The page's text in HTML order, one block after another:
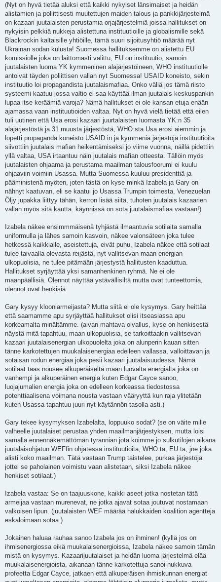
(Nyt on hyvä tietää aluksi että kaikki nykyiset länsimaiset ja heidän
alistamien ja poliittisesti muutettujen maiden talous ja pankkijärjestelmä
on kazaari juutalaisten perustamia orjajärjestelmiä joissa hallitukset on
nykyisin pelkkiä nukkeja alistettuna instituutioille ja globalismille sekä
Blackrockin kaltaisille yhtiöille, tämä suuri sijoitusyhtiö määrää nyt
Ukrainan sodan kulusta! Suomessa hallituksemme on alistettu EU
komissiolle joka on laittomasti valittu, EU on instituutio, samoin
juutalaisten luoma YK kymmeninen alajärjestöineen, WHO instituutiolle
antoivat täyden poliittisen vallan nyt Suomessa! USAID koneisto, sekin
instituutio loi propagandista juutalaismafiaa. Onko väliä jos tämä riisto
systeemi kaatuu jossa valtio ei saa käyttää ilman juutalais keskuspankin
lupaa itse keräämiä varoja? Nämä hallitukset ei ole kansan etuja enään
ajamassa vaan instituutioiden valtaa. Nyt on hyvä vielä tietää että eilen
tuli uutinen että Usa erosi kazaari juurtalaisten luomasta YK:n 35
alajärjestöstä ja 31 muusta järjestöstä, WHO:sta Usa erosi aiemmin ja
lopetti propaganda koneisto USAID:in ja kymmeniä järjestöjä instituutioita
siivottiin juutalais mafian heikentämiseksi jo viime vuonna, näillä pidettiin
yllä valtaa, USA irtaantuu näin juutalais mafian otteesta. Tällöin myös
juutalaisten ohjaama ja perustama maailman talousfoorumi ei kuulu
ohjaaviin voimiin Usassa. Mutta Suomessa kuuluu presidenttiä ja
pääministeriä myöten, joten tästä on kyse minkä Izabela ja Gary on
nähnyt kaatuvan, eli se kaatui jo Usassa Trumpin toimesta, Venezuelan
Öljy jupakka liittyy tähän, kerron lisää siitä, tuhoten juutalais kazaarien
vallan myös sitä kautta. käynnissä on sota juutalaismafiaa vastaan!)
Izabela näkee ensimmmäisenä tyhjästä ilmaantuvia sotilaita samalla
uniformulla ja lähes samoin kasvoin, näkee valonsäteen joka tulee
hetkessä kaikkialle, aseistettuja, eivät puhu, Izabela näkee että sotilaat
tulee taivaalla olevasta reijästä, nyt vallitsevan maan energian
ulkopuolisia, ne tulee pitämään järjestystä hallitusten kaaduttua.
Hallitukset syrjäyttää yksi samanhenkinen ryhmä. Ne ei ole
maanpäällisiä. Olennot näyttää ystävällisiltä mutta ovat tunteettomia,
olennot ovat henkisiä.
Gary kysyy klooniarmeijasta? Mutta siitä ei ole kysymys. Gary heittää
että saamamme apu syrjäyttää hallitukset olisi itseasiassa apu
korkeamalta minältämme. (aivan mahtava oivallus, kyse on henkisestä
näystä mitä tapahtuu, maan ulkopuolisia, se tarkoittaakin vallitsevan
kazaari juutalaisenergian ulkopuolelta joka on alunperin kauan sitten
tänne karkotettujen muukalaisenergiaa edelleen vallassa, valloittavan ja
sotaisan rodun energiaa joka pesii kazaari juutalaisuudessa. Nämä
sotilaat taas nousee alkuperäiseltä maan luovalta energialta joka on
vanhempi ja alkuperäinen energia kuten Edgar Cayce sanoo,
luojajumalien energia joka on edelleen korkeassa tiedostossa
potenttiaalisena voimana nousta vastaan vääryyttä kun raja ylitetään
kuten Usassa tapahtuu juuri nyt käytännön tasolla asti.)
Gary tekee kysymyksen Izabelalta, loppuuko sodat? (se on väite mille
valheelle juutalaiset perustaa yhden maailmanjärjestyksen, mutta loisi
samalla ennennäkemättömän tyrannian jota koimme jo sulkutilojen aikana
juutalaisohjatun WEFfin ohjatessa instituutioita, WHO:ta, EU:ta, jne joka
alisti koko maailman. Tätä vastaan Trump taistelee, purkaa järjestöjä
jottei se paholainen voimistu vaan alistetaan, siksi Izabela näkee
henkiset sotilaat.)
Izabela vastaa: Se on taajuuskone, kaikki aseet jotka nostetan tätä
armeijaa vastaan murenevat, ne jotka ajavat sotaa joutuvat nostamaan
valkoisen lipun. (juutalaisten WEF määrää halukkaiden koalition agentteja
eskaloimaan sotaa.)
Jokainen haluaa rauhaa sanoo Izabela jos on ihminen! (kyllä jos on
ihmisenergiossa eikä muukalaisenergioissa, Izabela näkee samoin tämän
mistä on kysymys. Kazaarijuutalaiset ja heidän luoma järjestelmä elää
muukalaisenergioista, aikanaan tänne karkotettuja sanoi nukkuva
profeetta Edgar Cayce, jatkaen että alkuperäisen ihmiskunnan energiat